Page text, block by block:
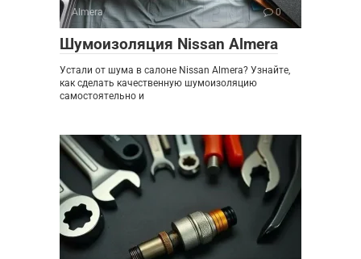
Almera 0
Шумоизоляция Nissan Almera
Устали от шума в салоне Nissan Almera? Узнайте,
как сделать качественную шумоизоляцию
самостоятельно и